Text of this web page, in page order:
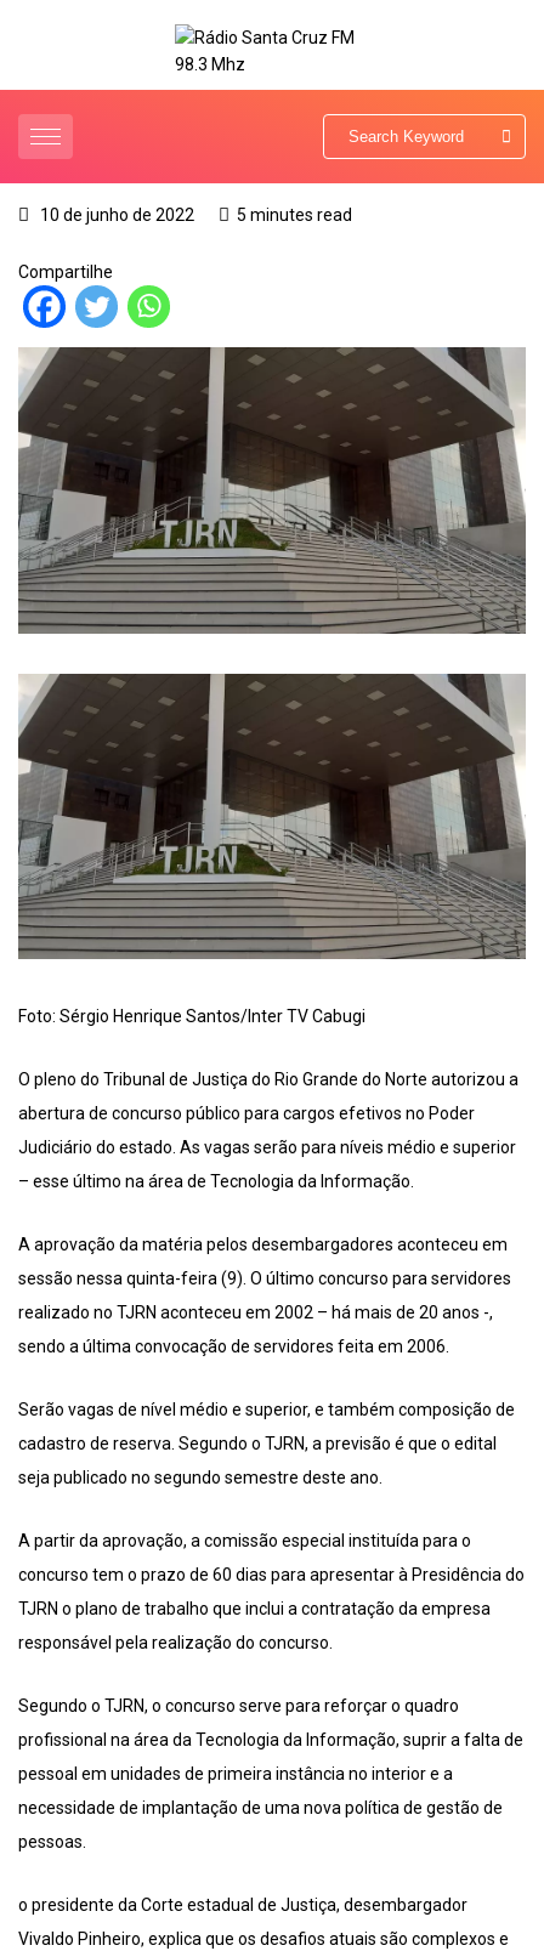
10 de junho de 2022 5 minutes read
Compartilhe
Foto: Sérgio Henrique Santos/Inter TV Cabugi
O pleno do Tribunal de Justiça do Rio Grande do Norte autorizou a
abertura de concurso público para cargos efetivos no Poder
Judiciário do estado. As vagas serão para níveis médio e superior
– esse último na área de Tecnologia da Informação.
A aprovação da matéria pelos desembargadores aconteceu em
sessão nessa quinta-feira (9). O último concurso para servidores
realizado no TJRN aconteceu em 2002 – há mais de 20 anos -,
sendo a última convocação de servidores feita em 2006.
Serão vagas de nível médio e superior, e também composição de
cadastro de reserva. Segundo o TJRN, a previsão é que o edital
seja publicado no segundo semestre deste ano.
A partir da aprovação, a comissão especial instituída para o
concurso tem o prazo de 60 dias para apresentar à Presidência do
TJRN o plano de trabalho que inclui a contratação da empresa
responsável pela realização do concurso.
Segundo o TJRN, o concurso serve para reforçar o quadro
profissional na área da Tecnologia da Informação, suprir a falta de
pessoal em unidades de primeira instância no interior e a
necessidade de implantação de uma nova política de gestão de
pessoas.
o presidente da Corte estadual de Justiça, desembargador
Vivaldo Pinheiro, explica que os desafios atuais são complexos e